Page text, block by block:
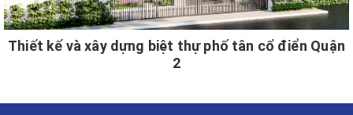
Thiết kế và xây dựng biệt thự phố tân cổ điển Quận
2